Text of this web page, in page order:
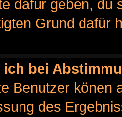
dafür geben, du
Grund dafür
ich bei
Benutzer könen
des